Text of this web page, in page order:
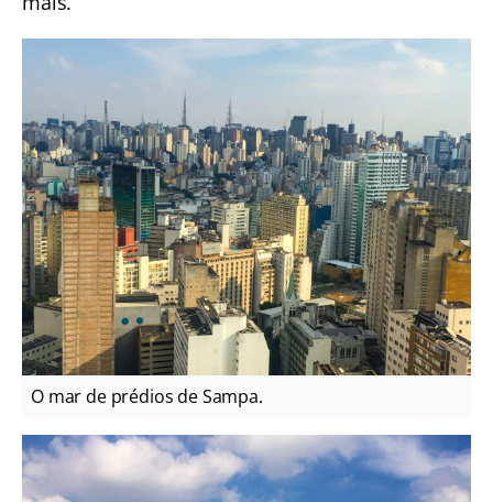
O mar de prédios de Sampa.